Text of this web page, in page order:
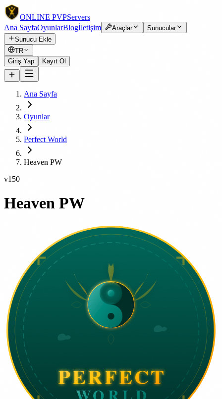
ONLINE PVPServers
Ana SayfaOyunlarBlogİletişim Araçlar
Sunucular
Sunucu Ekle
TR
Giriş Yap
Kayıt Ol
Ana Sayfa
Oyunlar
Perfect World
Heaven PW
v150
Heaven PW